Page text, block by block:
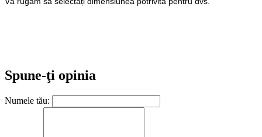
Spune-ţi opinia
Numele tău: